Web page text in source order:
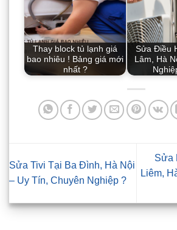
Thay block tủ lạnh giá
bao nhiêu ! Bảng giá mới
nhất ?
Sửa Điều
Lâm, Hà
Sửa Tivi Tại Ba Đình, Hà Nội
– Uy Tín, Chuyên Nghiệp ?
Sửa
Liêm,